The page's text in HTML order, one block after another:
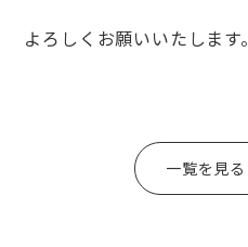
よろしくお願いいたします。
一覧を見る